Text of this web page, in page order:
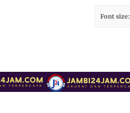
Font size: